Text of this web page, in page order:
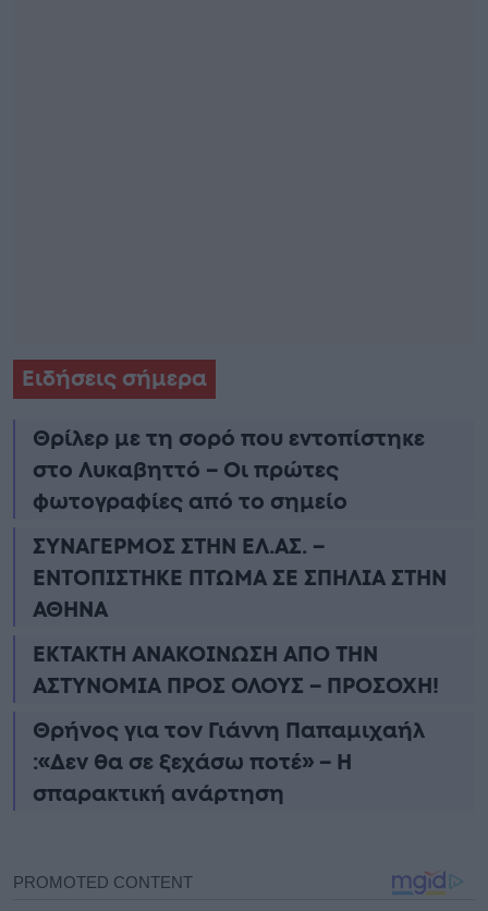
Ειδήσεις σήμερα
Θρίλερ με τη σορό που εντοπίστηκε
στο Λυκαβηττό – Οι πρώτες
φωτογραφίες από το σημείο
ΣΥΝΑΓΕΡΜΟΣ ΣΤΗΝ ΕΛ.ΑΣ. –
ΕΝΤΟΠΙΣΤΗΚΕ ΠΤΩΜΑ ΣΕ ΣΠΗΛΙΑ ΣΤΗΝ
ΑΘΗΝΑ
ΕΚΤΑΚΤΗ ΑΝΑΚΟΙΝΩΣΗ ΑΠΟ ΤΗΝ
ΑΣΤΥΝΟΜΙΑ ΠΡΟΣ ΟΛΟΥΣ – ΠΡΟΣΟΧΗ!
Θρήνος για τον Γιάννη Παπαμιχαήλ
:«Δεν θα σε ξεχάσω ποτέ» – Η
σπαρακτική ανάρτηση